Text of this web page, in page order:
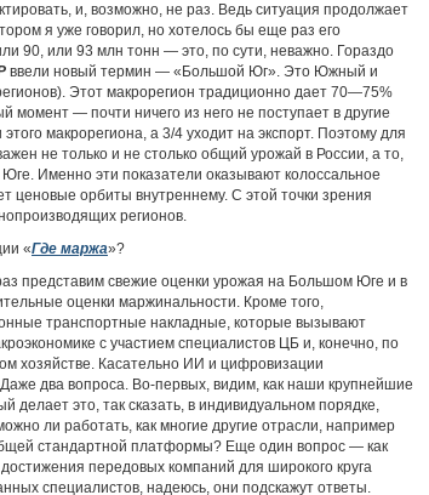
и, возможно, не раз. Ведь ситуация продолжает
я уже говорил, но хотелось бы еще раз его
90, или 93 млн тонн — это, по сути, неважно. Гораздо
ввели новый термин — «Большой Юг». Это Южный и
Этот макрорегион традиционно дает 70—75%
— почти ничего из него не поступает в другие
макрорегиона, а 3/4 уходит на экспорт. Поэтому для
не только и не столько общий урожай в России, а то,
Именно эти показатели оказывают колоссальное
ценовые орбиты внутреннему. С этой точки зрения
регионов.
«Где маржа»?
представим свежие оценки урожая на Большом Юге и в
оценки маржинальности. Кроме того,
транспортные накладные, которые вызывают
с участием специалистов ЦБ и, конечно, по
хозяйстве. Касательно ИИ и цифровизации
два вопроса. Во-первых, видим, как наши крупнейшие
это, так сказать, в индивидуальном порядке,
ли работать, как многие другие отрасли, например
стандартной платформы? Еще один вопрос — как
передовых компаний для широкого круга
специалистов, надеюсь, они подскажут ответы.